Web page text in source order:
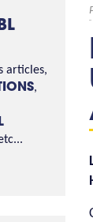
articles,
,